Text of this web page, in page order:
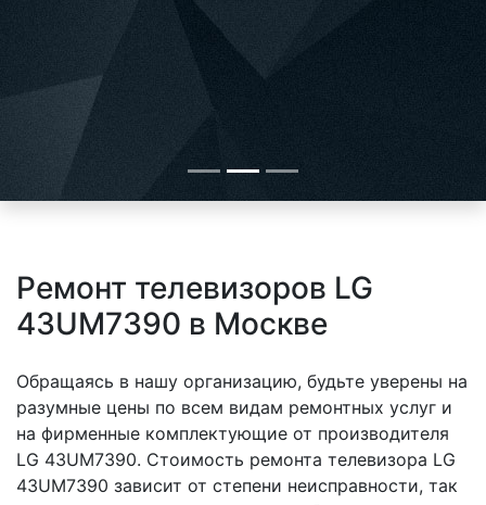
Ремонт телевизоров LG
43UM7390 в Москве
Обращаясь в нашу организацию, будьте уверены на
разумные цены по всем видам ремонтных услуг и
на фирменные комплектующие от производителя
LG 43UM7390. Стоимость ремонта телевизора LG
43UM7390 зависит от степени неисправности, так